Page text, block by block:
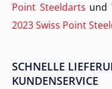
Point Steeldarts und
2023 Swiss Point
SCHNELLE
KUNDENSERVICE